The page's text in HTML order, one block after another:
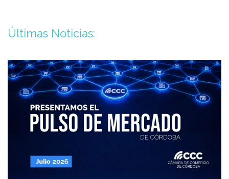
Últimas Noticias: